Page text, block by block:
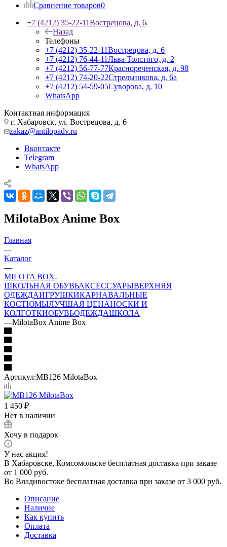
Сравнение товаров0
+7 (4212) 35-22-11Вострецова, д. 6
Назад
Телефоны
+7 (4212) 35-22-11Вострецова, д. 6
+7 (4212) 76-44-11Льва Толстого, д. 2
+7 (4212) 56-77-77Краснореченская, д. 98
+7 (4212) 74-20-22Стрельникова, д. 6а
+7 (4212) 54-59-05Суворова, д. 10
WhatsApp
Контактная информация
г. Хабаровск, ул. Вострецова, д. 6
zakaz@antilopadv.ru
Вконтакте
Telegram
WhatsApp
MilotaBox Anime Box
Главная
—
Каталог
—
MILOTA BOX
ШКОЛЬНАЯ ОБУВЬАКСЕССУАРЫВЕРХНЯЯ
ОДЕЖДАИГРУШКИКАРНАВАЛЬНЫЕ
КОСТЮМЫЛУЧШАЯ ЦЕНАНОСКИ И
КОЛГОТКИОБУВЬОДЕЖДАШКОЛА
—MilotaBox Anime Box
Артикул:MB126 MilotaBox
1 450 ₽
Нет в наличии
Хочу в подарок
У нас акция!
В Хабаровске, Комсомольске бесплатная доставка при заказе
от 1 000 руб.
Во Владивостоке бесплатная доставка при заказе от 3 000 руб.
Описание
Наличие
Как купить
Оплата
Доставка